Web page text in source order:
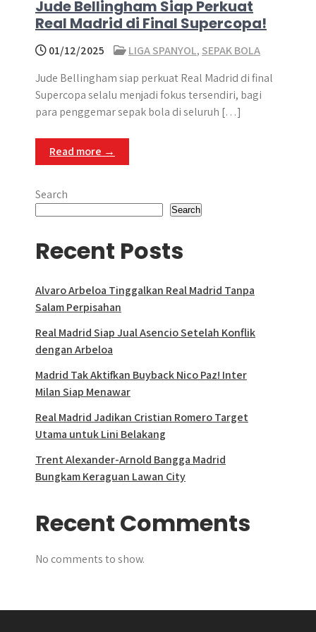
Jude Bellingham Siap Perkuat
Real Madrid di Final Supercopa!
01/12/2025 LIGA SPANYOL, SEPAK BOLA
Jude Bellingham siap perkuat Real Madrid di final
Supercopa selalu menjadi fokus tersendiri, bagi
para penggemar sepak bola di seluruh […]
Read more →
Search
Search
Recent Posts
Alvaro Arbeloa Tinggalkan Real Madrid Tanpa
Salam Perpisahan
Real Madrid Siap Jual Asencio Setelah Konflik
dengan Arbeloa
Madrid Tak Aktifkan Buyback Nico Paz! Inter
Milan Siap Menawar
Real Madrid Jadikan Cristian Romero Target
Utama untuk Lini Belakang
Trent Alexander-Arnold Bangga Madrid
Bungkam Keraguan Lawan City
Recent Comments
No comments to show.